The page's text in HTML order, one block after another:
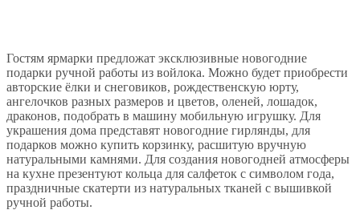
Гостям ярмарки предложат эксклюзивные новогодние
подарки ручной работы из войлока. Можно будет приобрести
авторские ёлки и снеговиков, рождественскую юрту,
ангелочков разных размеров и цветов, оленей, лошадок,
драконов, подобрать в машину мобильную игрушку. Для
украшения дома представят новогодние гирлянды, для
подарков можно купить корзинку, расшитую вручную
натуральными камнями. Для создания новогодней атмосферы
на кухне презентуют кольца для салфеток с символом года,
праздничные скатерти из натуральных тканей с вышивкой
ручной работы.